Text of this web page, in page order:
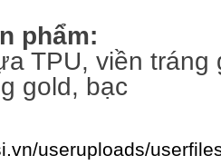
phẩm:
TPU, viền tráng
gold, bạc